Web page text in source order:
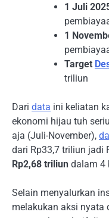
1 Juli
1
Target
triliun
Dari data ini keliatan
ekonomi hijau tuh
aja (Juli-November),
dari Rp33,7 triliun jadi
Rp2,68 triliun dalam 4
Selain menyalurkan
melakukan aksi nyata